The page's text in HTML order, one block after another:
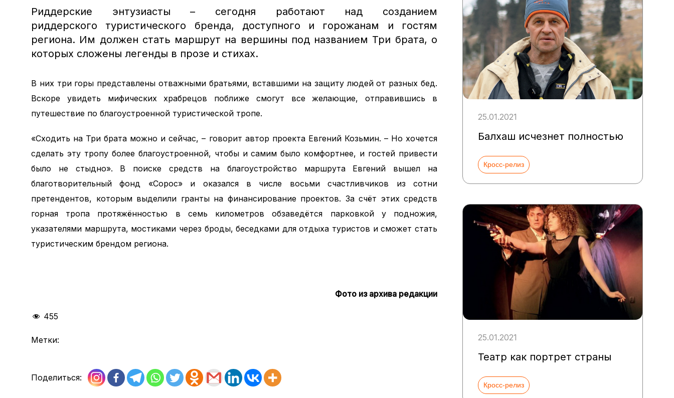
Риддерские энтузиасты – сегодня работают над созданием
риддерского туристического бренда, доступного и горожанам и гостям
региона. Им должен стать маршрут на вершины под названием Три брата, о
которых сложены легенды в прозе и стихах.
В них три горы представлены отважными братьями, вставшими на защиту людей от разных бед.
Вскоре увидеть мифических храбрецов поближе смогут все желающие, отправившись в
путешествие по благоустроенной туристической тропе.
«Сходить на Три брата можно и сейчас, – говорит автор проекта Евгений Козьмин. – Но хочется
сделать эту тропу более благоустроенной, чтобы и самим было комфортнее, и гостей привести
было не стыдно». В поиске средств на благоустройство маршрута Евгений вышел на
благотворительный фонд «Сорос» и оказался в числе восьми счастливчиков из сотни
претендентов, которым выделили гранты на финансирование проектов. За счёт этих средств
горная тропа протяжённостью в семь километров обзаведётся парковкой у подножия,
указателями маршрута, мостиками через броды, беседками для отдыха туристов и сможет стать
туристическим брендом региона.
Фото из архива редакции
455
Метки:
Поделиться:
25.01.2021
Балхаш исчезнет полностью
Кросс-релиз
25.01.2021
Театр как портрет страны
Кросс-релиз